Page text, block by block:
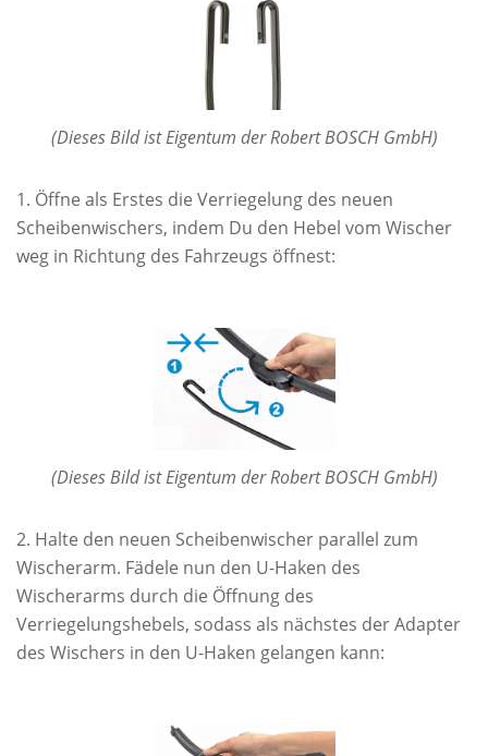
(Dieses Bild ist Eigentum der Robert BOSCH GmbH)
Öffne als Erstes die Verriegelung des neuen
Scheibenwischers, indem Du den Hebel vom Wischer
weg in Richtung des Fahrzeugs öffnest:
(Dieses Bild ist Eigentum der Robert BOSCH GmbH)
Halte den neuen Scheibenwischer parallel zum
Wischerarm. Fädele nun den U-Haken des
Wischerarms durch die Öffnung des
Verriegelungshebels, sodass als nächstes der Adapter
des Wischers in den U-Haken gelangen kann: